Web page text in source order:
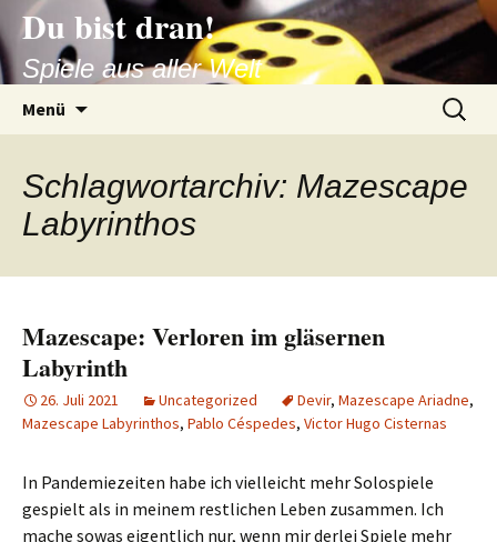
Zum
Inhalt
springen
Du bist dran!
Spiele aus aller Welt
Menü
Suchen
nach:
Schlagwortarchiv: Mazescape
Labyrinthos
Mazescape: Verloren im gläsernen
Labyrinth
26. Juli 2021 Uncategorized Devir, Mazescape Ariadne,
Mazescape Labyrinthos, Pablo Céspedes, Victor Hugo Cisternas
In Pandemiezeiten habe ich vielleicht mehr Solospiele
gespielt als in meinem restlichen Leben zusammen. Ich
mache sowas eigentlich nur, wenn mir derlei Spiele mehr